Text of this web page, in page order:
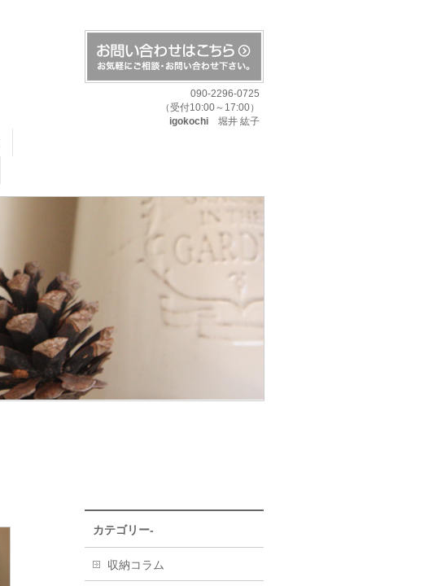
090-2296-0725
（受付10:00～17:00）
igokochi 堀井 紘子
カテゴリー-
収納コラム